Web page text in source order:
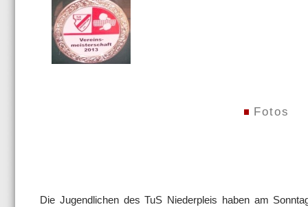
Fotos
Die Jugendlichen des TuS Niederpleis haben am